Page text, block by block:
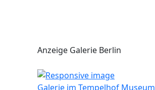
Anzeige Galerie Berlin
Galerie im Tempelhof Museum